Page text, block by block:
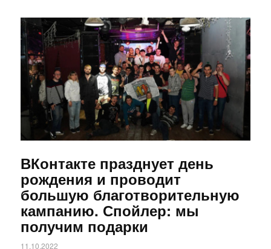
Статья
ВКонтакте празднует день
рождения и проводит
большую благотворительную
кампанию. Спойлер: мы
получим подарки
11.10.2022